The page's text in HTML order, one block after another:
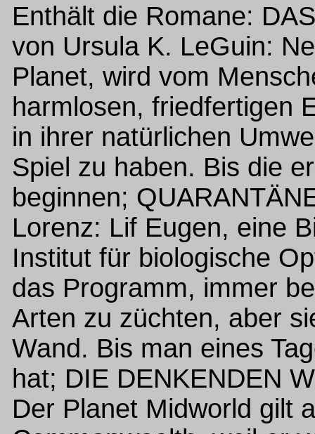
Enthält die Romane:
von Ursula K. LeGuin:
Planet, wird vom
harmlosen, friedfertigen
in ihrer natürlichen
Spiel zu haben. Bis die
beginnen;
Lorenz: Lif Eugen, eine
Institut für biologische
das Programm, immer
Arten zu züchten, aber
Wand. Bis man eines
hat; DIE DENKENDEN
Der Planet Midworld gilt